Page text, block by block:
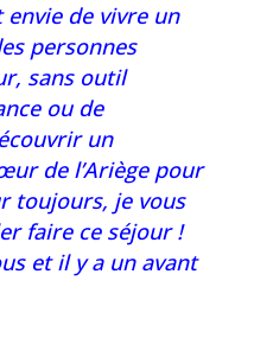
de vivre un
personnes
sans outil
ou de
un
de l’Ariège pour
toujours, je vous
faire ce séjour !
et il y a un avant